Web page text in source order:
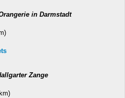
in Darmstadt
Zange